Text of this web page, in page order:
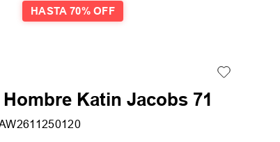
HASTA 70% OFF
Katin Jacobs 71